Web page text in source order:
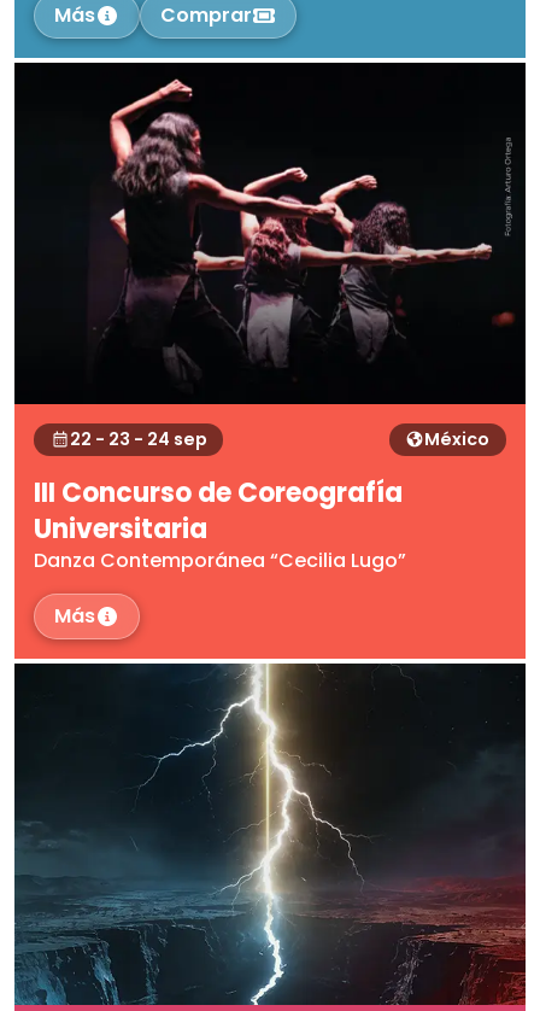
Más
Comprar
22 - 23 - 24 sep México
III Concurso de Coreografía
Universitaria
Danza Contemporánea “Cecilia Lugo”
Más